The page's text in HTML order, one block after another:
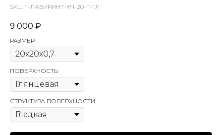
SKU: Г-ЛАБИРИНТ-КЧ-20-Г-ГЛ
9 000 ₽
РАЗМЕР
ПОВЕРХНОСТЬ
СТРУКТУРА ПОВЕРХНОСТИ